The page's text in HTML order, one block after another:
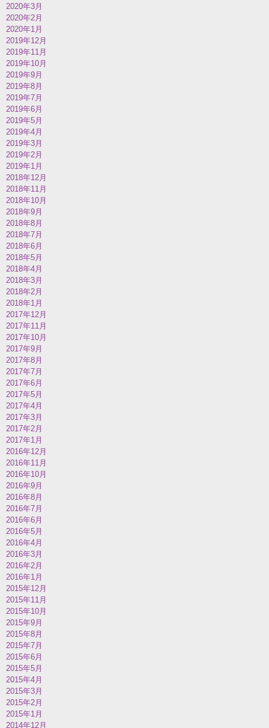
2020年3月
2020年2月
2020年1月
2019年12月
2019年11月
2019年10月
2019年9月
2019年8月
2019年7月
2019年6月
2019年5月
2019年4月
2019年3月
2019年2月
2019年1月
2018年12月
2018年11月
2018年10月
2018年9月
2018年8月
2018年7月
2018年6月
2018年5月
2018年4月
2018年3月
2018年2月
2018年1月
2017年12月
2017年11月
2017年10月
2017年9月
2017年8月
2017年7月
2017年6月
2017年5月
2017年4月
2017年3月
2017年2月
2017年1月
2016年12月
2016年11月
2016年10月
2016年9月
2016年8月
2016年7月
2016年6月
2016年5月
2016年4月
2016年3月
2016年2月
2016年1月
2015年12月
2015年11月
2015年10月
2015年9月
2015年8月
2015年7月
2015年6月
2015年5月
2015年4月
2015年3月
2015年2月
2015年1月
2014年12月